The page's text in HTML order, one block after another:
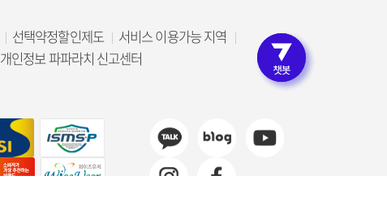
고객인증 없이 편리한 상
선택약정할인제도
서비스 이용가능 지역
개인정보 파파라치 신고센터